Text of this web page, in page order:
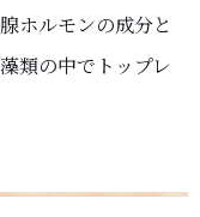
ホルモンの成分と
類の中でトップレ